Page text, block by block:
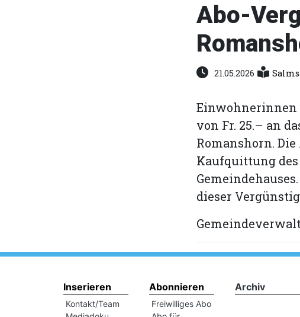
Abo-
21.05.2026
Einwohnerinnen
von Fr. 25.– an
Romanshorn.
Kaufquittung des
dieser
Inserieren
Kontakt/Team
Abonnieren
Freiwilliges Abo
Archiv